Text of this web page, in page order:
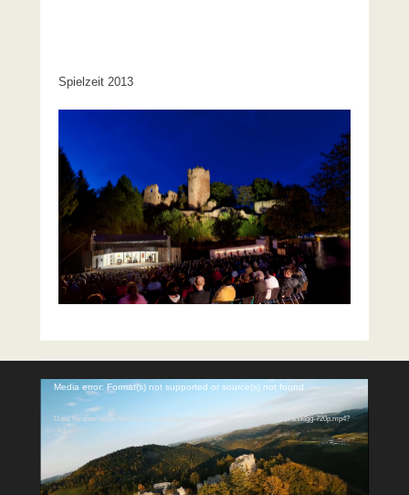
Spielzeit 2013
Video-
Player
Media error: Format(s) not supported or source(s) not found
Datei herunterladen: http://www.prandegg.com/wp-content/uploads/2024/01/prandegg-720p.mp4?
_=1